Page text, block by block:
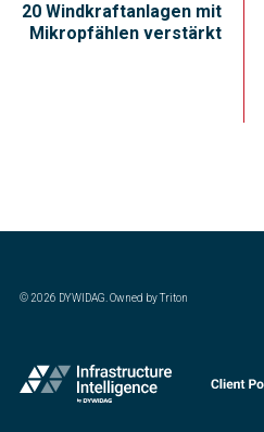
20 Windkraftanlagen mit
Mikropfählen verstärkt
©2026 DYWIDAG. Owned by Triton